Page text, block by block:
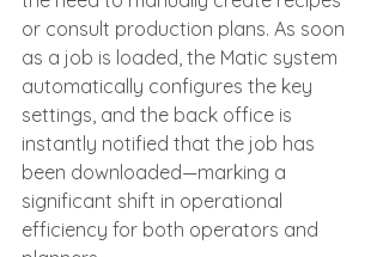
or consult production plans. As soon
as a job is loaded, the Matic system
automatically configures the key
settings, and the back office is
instantly notified that the job has
been downloaded—marking a
significant shift in operational
efficiency for both operators and